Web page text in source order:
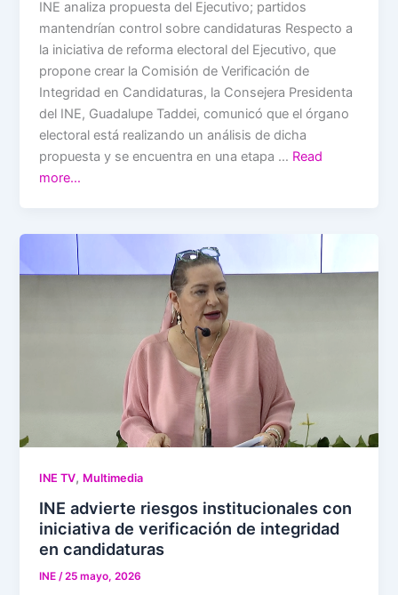
INE analiza propuesta del Ejecutivo; partidos
mantendrían control sobre candidaturas Respecto a
la iniciativa de reforma electoral del Ejecutivo, que
propone crear la Comisión de Verificación de
Integridad en Candidaturas, la Consejera Presidenta
del INE, Guadalupe Taddei, comunicó que el órgano
electoral está realizando un análisis de dicha
propuesta y se encuentra en una etapa … Read
more…
INE TV, Multimedia
INE advierte riesgos institucionales con
iniciativa de verificación de integridad
en candidaturas
INE/25 mayo, 2026